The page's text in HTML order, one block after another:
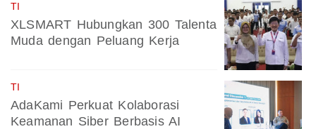
TI
XLSMART Hubungkan 300 Talenta
Muda dengan Peluang Kerja
TI
AdaKami Perkuat Kolaborasi
Keamanan Siber Berbasis AI